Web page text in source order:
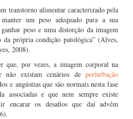
transtorno alimentar caracterizado pela
um peso adequado para a sua
peso e uma distorção da imagem
da própria condição patológica” (Alves,
2008).
que, por vezes, a imagem corporal na
não existam cenários de perturbação
e angústias que são normais nesta fase
associadas e que nem sempre existe
encarar os desafios que daí advêm